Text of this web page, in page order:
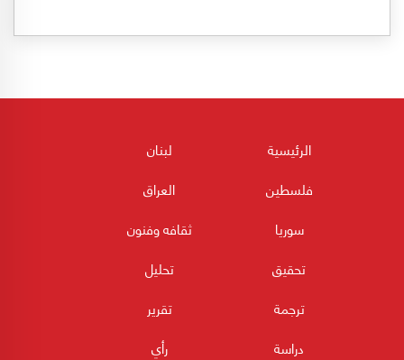
الرئيسية
لبنان
فلسطين
العراق
سوريا
ثقافه وفنون
تحقيق
تحليل
ترجمة
تقرير
دراسة
رأي